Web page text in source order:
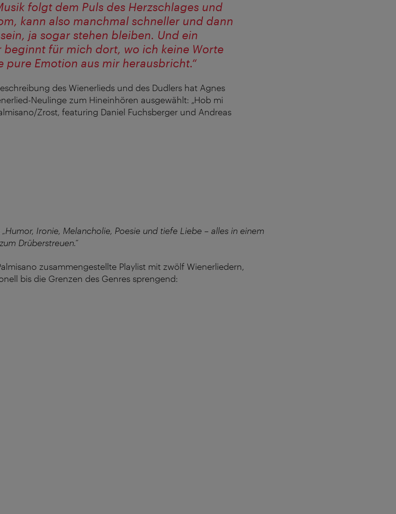
folgt dem Puls des Herzschlages und
kann also manchmal schneller und dann
ja sogar stehen bleiben. Und ein
beginnt für mich dort, wo ich keine Worte
pure Emotion aus mir herausbricht.“
des Wienerlieds und des Dudlers hat Agnes
Neulinge zum Hineinhören ausgewählt: „Hob mi
Zrost, featuring Daniel Fuchsberger und Andreas
„Humor, Ironie, Melancholie, Poesie und tiefe Liebe – alles in einem
Drüberstreuen.“
zusammengestellte Playlist mit zwölf Wienerliedern,
bis die Grenzen des Genres sprengend: